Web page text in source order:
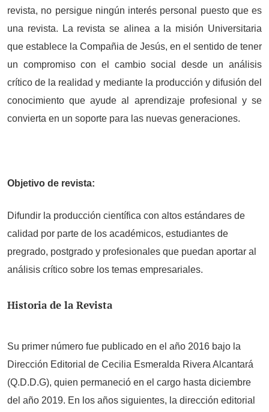
revista, no persigue ningún interés personal puesto que es
una revista. La revista se alinea a la misión Universitaria
que establece la Compañia de Jesús, en el sentido de tener
un compromiso con el cambio social desde un análisis
crítico de la realidad y mediante la producción y difusión del
conocimiento que ayude al aprendizaje profesional y se
convierta en un soporte para las nuevas generaciones.
Objetivo de revista:
Difundir la producción científica con altos estándares de
calidad por parte de los académicos, estudiantes de
pregrado, postgrado y profesionales que puedan aportar al
análisis crítico sobre los temas empresariales.
Historia de la Revista
Su primer número fue publicado en el año 2016 bajo la
Dirección Editorial de Cecilia Esmeralda Rivera Alcantará
(Q.D.D.G), quien permaneció en el cargo hasta diciembre
del año 2019. En los años siguientes, la dirección editorial